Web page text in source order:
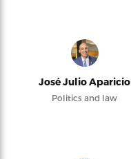
José Julio Aparicio
Politics and law